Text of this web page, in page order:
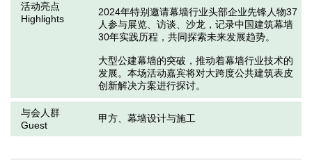
活动亮点
Highlights
2024年特别邀请幕墙行业头部企业先锋人物37
人参与展览、访谈、沙龙，记录中国建筑幕墙
30年实践历程，共同探索未来发展趋势。
大型公建幕墙的突破，推动着幕墙行业技术的
发展。本场活动嘉宾将对大跨度公共建筑表皮
创新解决方案进行探讨。
与会人群
Guest
甲方、幕墙设计与施工